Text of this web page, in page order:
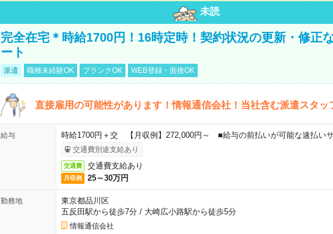
未読
完全在宅＊時給1700円！16時定時！契約状況の更新・修正
ート
派遣 職種未経験OK ブランクOK WEB登録・面接OK
直接雇用の可能性があります！情報通信会社！当社含む派遣スタッ
給与 時給1700円＋交 【月収例】272,000円～ ■給与の前払いが可能な速払い
交通費別途支給あり
交通費 交通費支給あり
月収例 25～30万円
勤務地
東京都品川区
五反田駅から徒歩7分/ 大崎広小路駅から徒歩5分
情報通信会社